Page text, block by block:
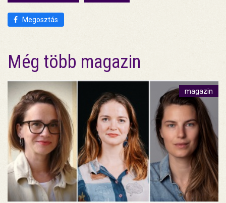
Megosztás
Még több magazin
magazin